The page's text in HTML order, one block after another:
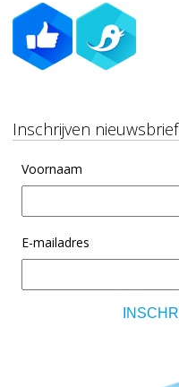
Inschrijven nieuwsbrief
Voornaam
E-mailadres